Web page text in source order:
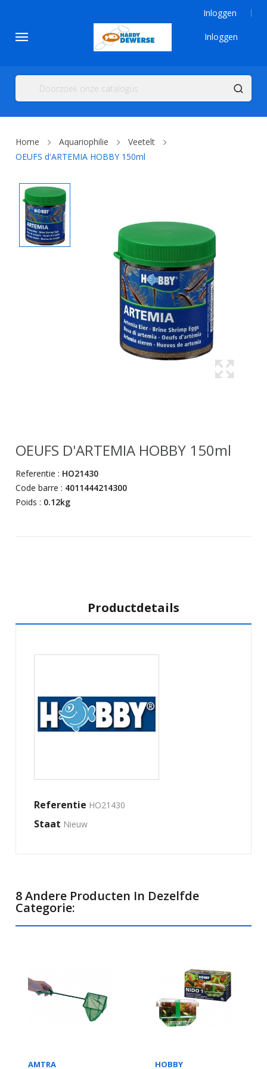
Inloggen
Inloggen
Home Aquariophilie
Veetelt
OEUFS d'ARTEMIA HOBBY 150ml
OEUFS D'ARTEMIA HOBBY 150ml
Referentie : HO21430
Code barre : 4011444214300
Poids : 0.12kg
Productdetails
Referentie HO21430
Staat Nieuw
8 Andere Producten In Dezelfde
Categorie:
AMTRA HOBBY